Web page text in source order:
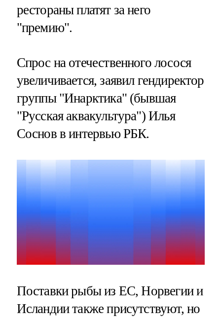
рестораны платят за него
"премию".
Спрос на отечественного лосося
увеличивается, заявил гендиректор
группы "Инарктика" (бывшая
"Русская аквакультура") Илья
Соснов в интервью РБК.
Поставки рыбы из ЕС, Норвегии и
Исландии также присутствуют, но